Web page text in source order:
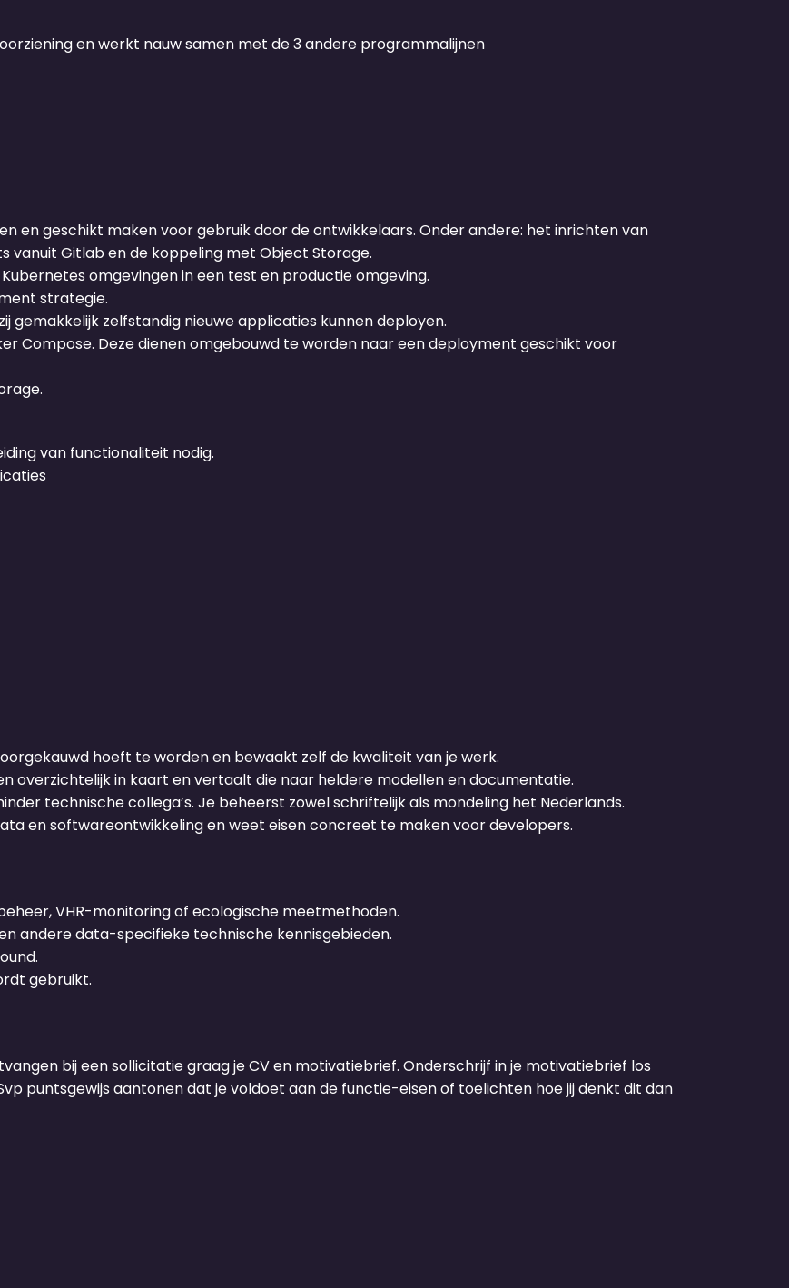
en werkt nauw samen met de 3 andere programmalijnen
en geschikt maken voor gebruik door de ontwikkelaars. Onder andere: het inrichten van
Gitlab en de koppeling met Object Storage.
omgevingen in een test en productie omgeving.
strategie.
gemakkelijk zelfstandig nieuwe applicaties kunnen deployen.
Compose. Deze dienen omgebouwd te worden naar een deployment geschikt voor
van functionaliteit nodig.
hoeft te worden en bewaakt zelf de kwaliteit van je werk.
in kaart en vertaalt die naar heldere modellen en documentatie.
technische collega’s. Je beheerst zowel schriftelijk als mondeling het Nederlands.
en softwareontwikkeling en weet eisen concreet te maken voor developers.
VHR-monitoring of ecologische meetmethoden.
andere data-specifieke technische kennisgebieden.
gebruikt.
bij een sollicitatie graag je CV en motivatiebrief. Onderschrijf in je motivatiebrief los
puntsgewijs aantonen dat je voldoet aan de functie-eisen of toelichten hoe jij denkt dit dan